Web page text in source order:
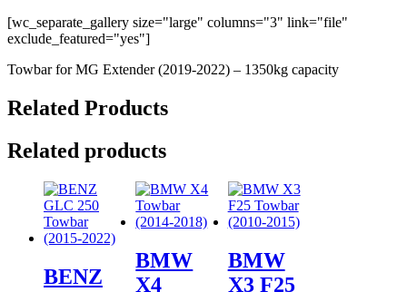
[wc_separate_gallery size="large" columns="3" link="file"
exclude_featured="yes"]
Towbar for MG Extender (2019-2022) – 1350kg capacity
Related Products
Related products
BENZ
BMW
X4
BMW
X3 F25